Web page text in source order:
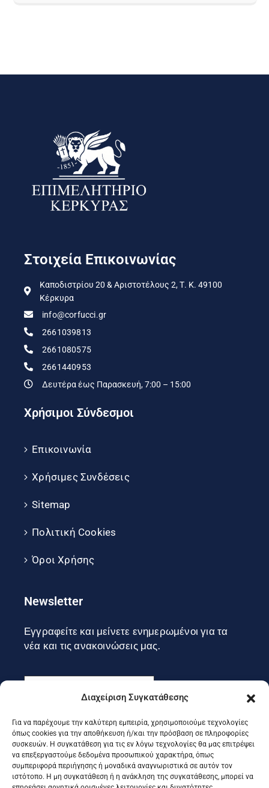
Διαχείριση Συγκατάθεσης
Για να παρέχουμε την καλύτερη εμπειρία, χρησιμοποιούμε τεχνολογίες
όπως cookies για την αποθήκευση ή/και την πρόσβαση σε πληροφορίες
συσκευών. Η συγκατάθεση για τις εν λόγω τεχνολογίες θα μας επιτρέψει
να επεξεργαστούμε δεδομένα προσωπικού χαρακτήρα, όπως
συμπεριφορά περιήγησης ή μοναδικά αναγνωριστικά σε αυτόν τον
ιστότοπο. Η μη συγκατάθεση ή η ανάκληση της συγκατάθεσης, μπορεί να
Στοιχεία Επικοινωνίας
Καποδιστρίου 20 & Αριστοτέλους 2, Τ. Κ. 49100
Κέρκυρα
info@corfucci.gr
2661039813
2661080575
2661440953
Δευτέρα έως Παρασκευή, 7:00 – 15:00
Χρήσιμοι Σύνδεσμοι
Επικοινωνία
Χρήσιμες Συνδέσεις
Sitemap
Πολιτική Cookies
Όροι Χρήσης
Newsletter
Εγγραφείτε και μείνετε ενημερωμένοι για τα
νέα και τις ανακοινώσεις μας.
Εγγραφή
Ακολουθήστε μας στα social